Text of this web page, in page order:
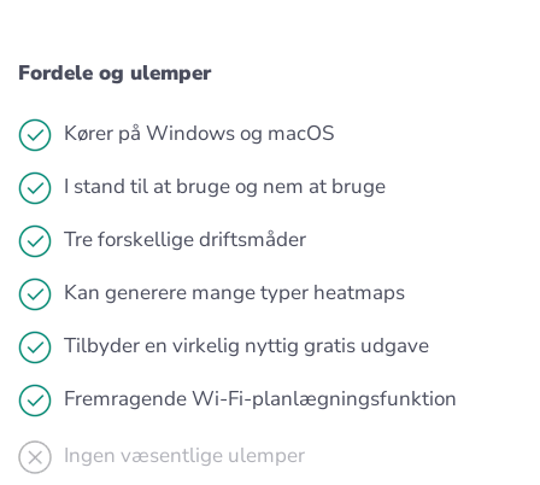
Fordele og ulemper
Kører på Windows og macOS
I stand til at bruge og nem at bruge
Tre forskellige driftsmåder
Kan generere mange typer heatmaps
Tilbyder en virkelig nyttig gratis udgave
Fremragende Wi-Fi-planlægningsfunktion
Ingen væsentlige ulemper